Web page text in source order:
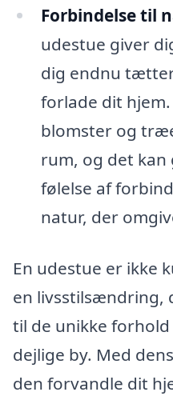
Forbindelse til
udestue giver
dig endnu
forlade dit
blomster og
rum, og det
følelse af
natur, der
En udestue er ikke
en livsstilsændring,
til de unikke
dejlige by. Med
den forvandle dit